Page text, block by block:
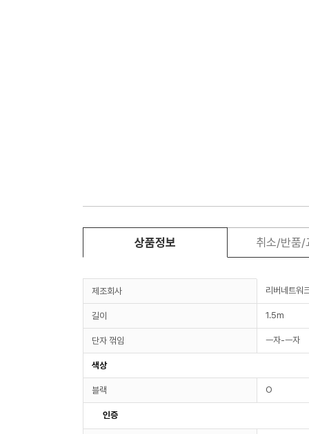
상품정보 취소/반품/
제조회사 리버네트워
길이 1.5m
단자 꺾임 ㅡ자-ㅡ자
색상
블랙 O
인증